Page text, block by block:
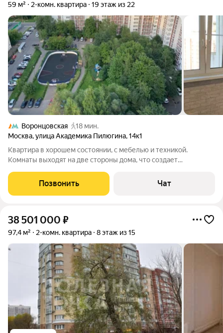
59 м² 2-комн. квартира 19 этаж из 22
Воронцовская
18 мин.
Москва,улица Академика Пилюгина,14к1
Квартира в хорошем состоянии, с мебелью и техникой.
Комнаты выходят на две стороны дома, что создает
шлагбаум. Дом серии КОПЭ, с трехслойными панелями:
наружный слой железобетона, слой утеплителя,
Позвонить Чат
38 501 000 ₽
97,4 м² 2-комн. квартира 8 этаж из 15